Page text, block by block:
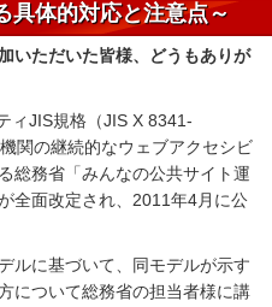
具体的対応と注意点～
いただいた皆様、どうもありが
ィJIS規格（JIS X 8341-
関の継続的なウェブアクセシビ
総務省「みんなの公共サイト運
全面改定され、2011年4月に公
ルに基づいて、同モデルが示す
について総務省の担当者様に講